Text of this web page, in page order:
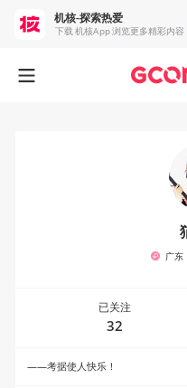
广东
已关注
32
——考据使人快乐！
机核-探索热爱
下载 机核App 浏览更多精彩内容